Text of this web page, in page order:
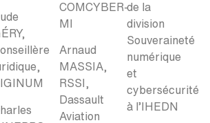
COMCYBER-
MI
Arnaud
MASSIA,
RSSI,
Dassault
Aviation
de la
division
Souveraineté
numérique
et
cybersécurité
à l’IHEDN